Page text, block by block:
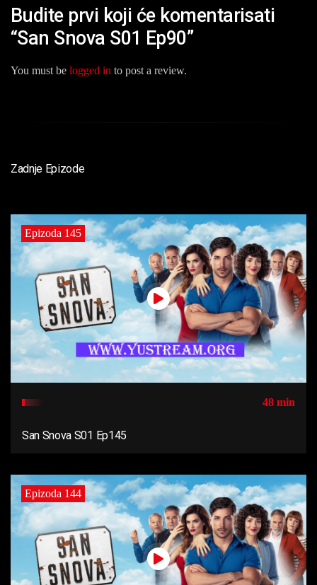
Budite prvi koji će komentarisati
“San Snova S01 Ep90”
You must be logged in to post a review.
Zadnje Epizode
Epizoda 145
48 min
San Snova S01 Ep145
Epizoda 144